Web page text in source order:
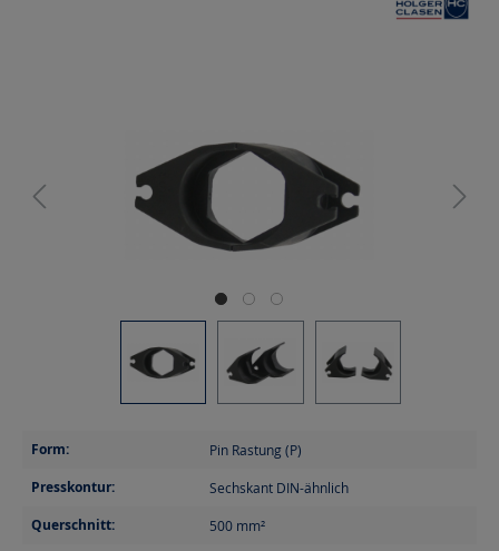
Form: Pin Rastung (P)
Presskontur: Sechskant DIN-ähnlich
Querschnitt: 500 mm²